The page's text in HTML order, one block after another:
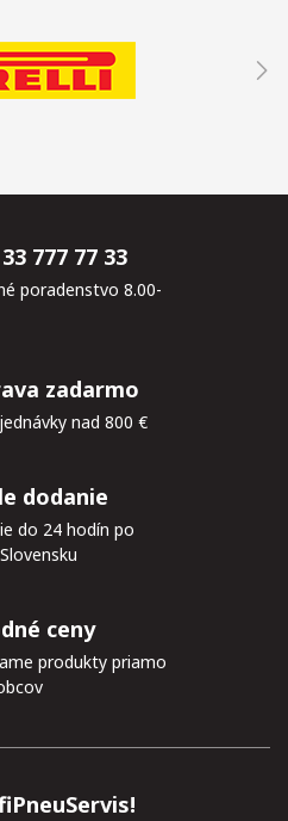
777 77 33
poradenstvo 8.00-
zadarmo
nad 800 €
dodanie
do 24 hodín po
ceny
produkty priamo